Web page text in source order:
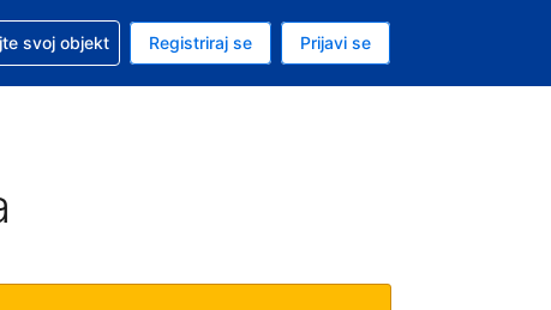
valuta EUR
Vaš je trenutačni jezik Hrvatskom
pomoć sa svojom rezervacijom
svoj objekt Registriraj se Prijavi se